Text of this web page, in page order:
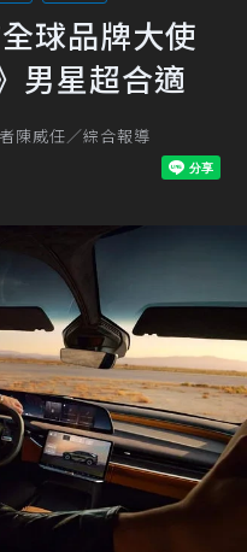
球品牌大使
男星超合適
陳威任／綜合報導